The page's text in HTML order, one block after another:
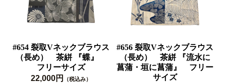
#654 裂取Vネックブラウス
（長め） 茶絣 『蝶』
フリーサイズ
22,000円
（税込み）
#656 裂取Vネックブラウス
（長め） 茶絣 『流水に
菖蒲・垣に菖蒲』 フリー
サイズ